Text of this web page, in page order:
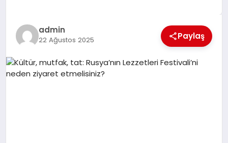
EKONOMI
EĞITIM
admin
22 Ağustos 2025 Paylaş